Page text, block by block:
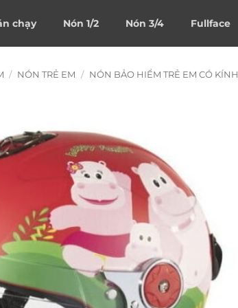
chạy Nón 1/2 Nón 3/4 Fullface
/ NÓN TRẺ EM / NÓN BẢO HIỂM TRẺ EM CÓ KÍNH